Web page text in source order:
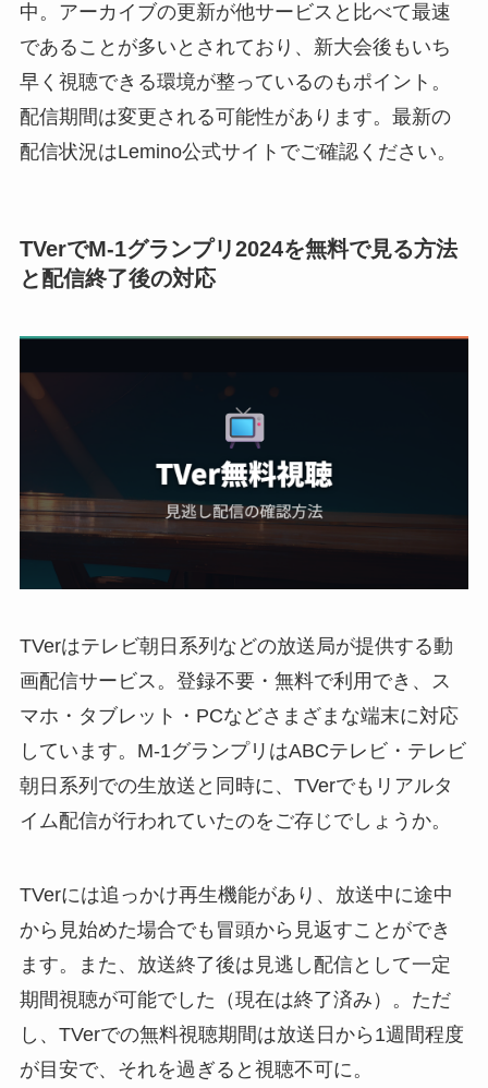
中。アーカイブの更新が他サービスと比べて最速
であることが多いとされており、新大会後もいち
早く視聴できる環境が整っているのもポイント。
配信期間は変更される可能性があります。最新の
配信状況はLemino公式サイトでご確認ください。
TVerでM-1グランプリ2024を無料で見る方法
と配信終了後の対応
TVerはテレビ朝日系列などの放送局が提供する動
画配信サービス。登録不要・無料で利用でき、ス
マホ・タブレット・PCなどさまざまな端末に対応
しています。M-1グランプリはABCテレビ・テレビ
朝日系列での生放送と同時に、TVerでもリアルタ
イム配信が行われていたのをご存じでしょうか。
TVerには追っかけ再生機能があり、放送中に途中
から見始めた場合でも冒頭から見返すことができ
ます。また、放送終了後は見逃し配信として一定
期間視聴が可能でした（現在は終了済み）。ただ
し、TVerでの無料視聴期間は放送日から1週間程度
が目安で、それを過ぎると視聴不可に。